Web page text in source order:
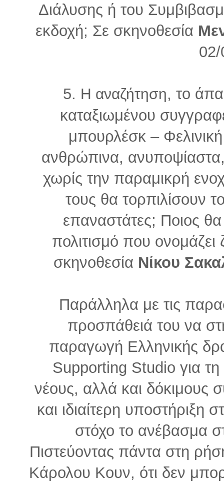
Διάλυσης ή του
εκδοχή; Σε σκηνοθεσία
5. Η αναζήτηση, το
καταξιωμένου
μπουρλέσκ –
ανθρώπινα,
χωρίς την παραμικρή
τους θα τορπιλίσουν
επαναστάτες; Ποιος θα
πολιτισμό που
σκηνοθεσία Νίκου
Παράλληλα με τις
προσπάθειά του να
παραγωγή Ελληνικής
Supporting Studio για
νέους, αλλά και δόκιμους
και ιδιαίτερη
στόχο το ανέβασμα
Πιστεύοντας πάντα στη
Κάρολου Κουν, ότι δεν